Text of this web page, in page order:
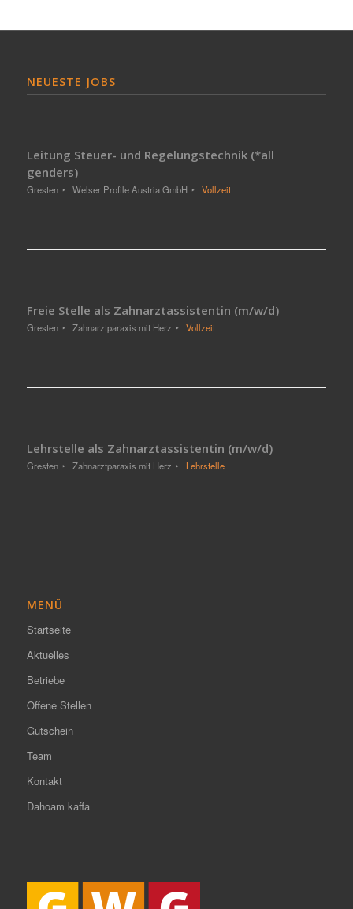
NEUESTE JOBS
Leitung Steuer- und Regelungstechnik (*all
genders)
Gresten Welser Profile Austria GmbH Vollzeit
Freie Stelle als Zahnarztassistentin (m/w/d)
Gresten Zahnarztparaxis mit Herz Vollzeit
Lehrstelle als Zahnarztassistentin (m/w/d)
Gresten Zahnarztparaxis mit Herz Lehrstelle
MENÜ
Startseite
Aktuelles
Betriebe
Offene Stellen
Gutschein
Team
Kontakt
Dahoam kaffa